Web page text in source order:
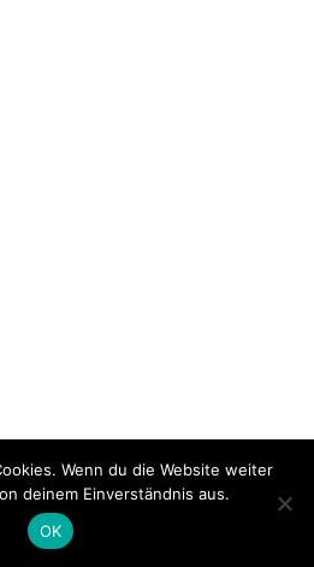
Wenn du die Website weiter
deinem Einverständnis aus.
OK